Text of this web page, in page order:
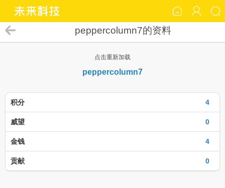
peppercolumn7的资料
点击重新加载
peppercolumn7
4
积分
0
威望
4
金钱
0
贡献